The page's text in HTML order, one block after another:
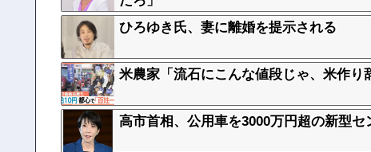
ひろゆき氏、妻に離婚を提示される
米農家「流石にこんな値段じゃ、米作り
高市首相、公用車を3000万円超の新型